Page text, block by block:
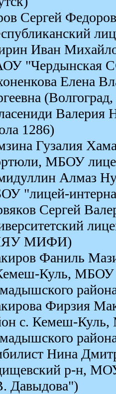
Сергей
Иван
"Чердынская
Елена
Валерия
1286)
Гузалия
МБОУ
Алмаз
"лицей-
Сергей
МИФИ)
Фаниль
Куль,
Фирзия
с. Кемеш-
Нина
р-н,
Давыдова")